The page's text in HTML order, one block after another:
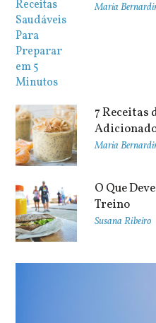
Maria
7 Receitas
Maria
O Que
Treino
Susana Ribeiro